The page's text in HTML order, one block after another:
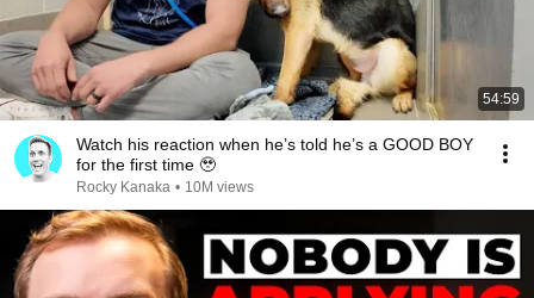
54:59
Watch his reaction when he’s told he’s a GOOD BOY
for the first time 🥹
Rocky Kanaka • 10M views